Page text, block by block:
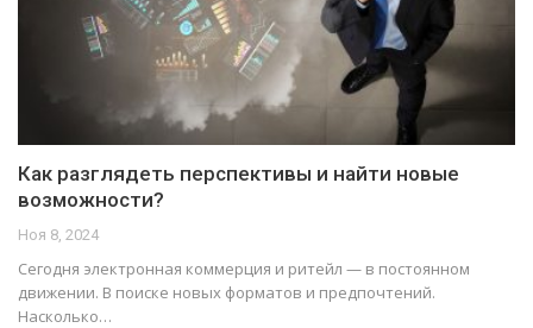
Как разглядеть перспективы и найти новые
возможности?
Ноя 8, 2024
Сегодня электронная коммерция и ритейл — в постоянном
движении. В поиске новых форматов и предпочтений.
Насколько…